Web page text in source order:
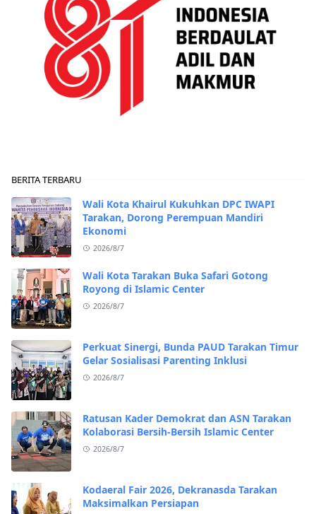
BERITA TERBARU
Wali Kota Khairul Kukuhkan DPC IWAPI
Tarakan, Dorong Perempuan Mandiri
Ekonomi
2026/8/7
Wali Kota Tarakan Buka Safari Gotong
Royong di Islamic Center
2026/8/7
Perkuat Sinergi, Bunda PAUD Tarakan Timur
Gelar Sosialisasi Parenting Inklusi
2026/8/7
Ratusan Kader Demokrat dan ASN Tarakan
Kolaborasi Bersih-Bersih Islamic Center
2026/8/7
Kodaeral Fair 2026, Dekranasda Tarakan
Maksimalkan Persiapan